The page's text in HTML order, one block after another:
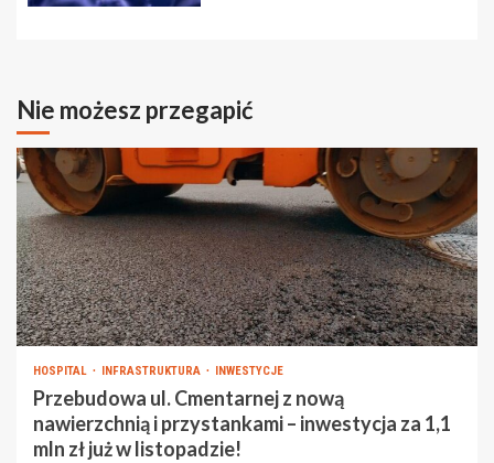
Nie możesz przegapić
HOSPITAL INFRASTRUKTURA INWESTYCJE
Przebudowa ul. Cmentarnej z nową
nawierzchnią i przystankami – inwestycja za 1,1
mln zł już w listopadzie!